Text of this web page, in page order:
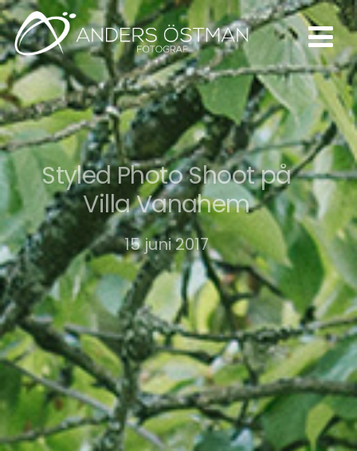
Styled Photo Shoot på
Villa Vanahem
15 juni 2017